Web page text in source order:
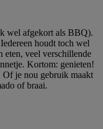
wel afgekort als BBQ).
houdt toch wel
eten, veel verschillende
Kortom: genieten!
Of je nou gebruik maakt
of braai.